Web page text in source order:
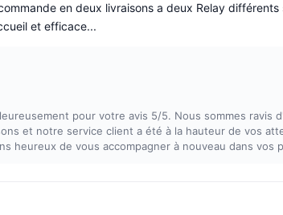
en deux livraisons a deux Relay
et efficace...
pour votre avis 5/5. Nous sommes ravis
et notre service client a été à la hauteur de vos
heureux de vous accompagner à nouveau dans vos